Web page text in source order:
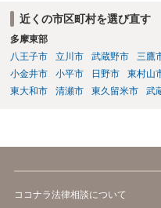
近くの市区町村を選び直す
多摩東部
八王子市
立川市 武蔵野市 三鷹
小金井市
小平市 日野市 東村山
東大和市
清瀬市 東久留米市 武
ココナラ法律相談について